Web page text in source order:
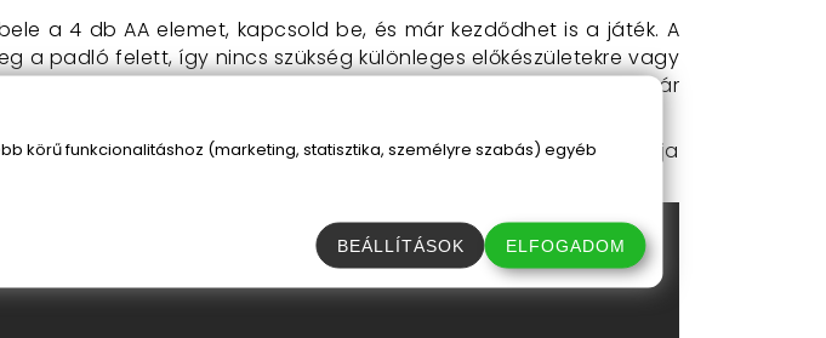
a 4 db AA elemet, kapcsold be, és már kezdődhet is a játék. A
padló felett, így nincs szükség különleges előkészületekre vagy
arról, hogy a játék még izgalmasabb legyen, akár nappal, akár
és szórakoztató játékot szerezz be, amely garantáltan feldobja
focilabdát, és élvezd a korlátlan szórakozást!
körű funkcionalitáshoz (marketing, statisztika, személyre szabás) egyéb
BEÁLLÍTÁSOK ELFOGADOM